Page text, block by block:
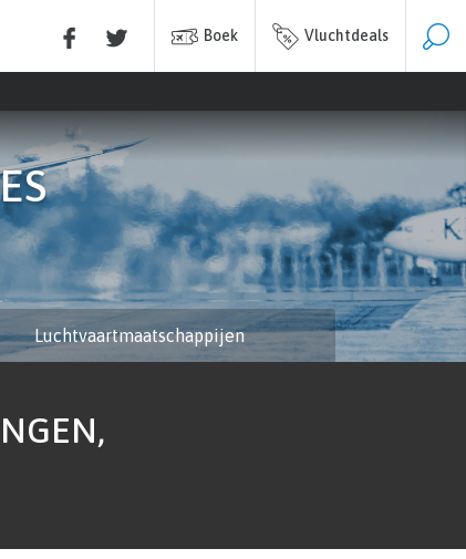
Boek Vluchtdeals
Luchtvaartmaatschappijen